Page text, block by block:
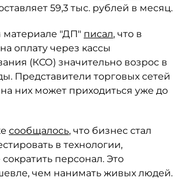
59,3 тыс. рублей в месяц.
материале "ДП" писал, что в
оплату через кассы
(КСО) значительно возрос в
Представители торговых сетей
них может приходиться уже до
сообщалось, что бизнес стал
в технологии,
персонал. Это
чем нанимать живых людей.